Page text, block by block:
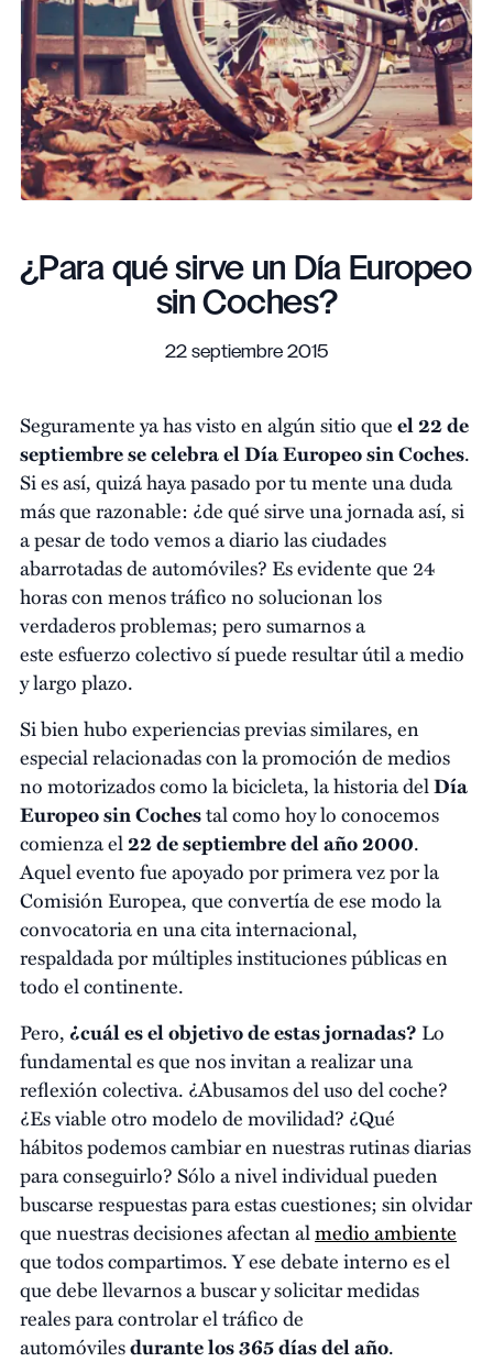
¿Para qué sirve un Día Europeo
sin Coches?
22 septiembre 2015
Seguramente ya has visto en algún sitio queel 22 de
septiembre se celebra elDía Europeo sin Coches.
Si es así, quizá haya pasado por tu mente una duda
más que razonable: ¿de qué sirve una jornada así, si
a pesar de todo vemos a diario las ciudades
abarrotadas de automóviles? Es evidente que 24
horas con menos tráfico no solucionan los
verdaderos problemas; pero sumarnos a
este esfuerzo colectivo sí puede resultar útil a medio
y largo plazo.
Si bien hubo experiencias previas similares, en
especial relacionadas con la promoción de medios
no motorizados como la bicicleta, la historia delDía
Europeo sin Cochestal como hoy lo conocemos
comienza el22 de septiembre del año 2000.
Aquel evento fue apoyado por primera vez por la
Comisión Europea, que convertía de ese modo la
convocatoria en una cita internacional,
respaldada por múltiples instituciones públicas en
todo el continente.
Pero, ¿cuál es el objetivo de estas jornadas? Lo
fundamental es que nos invitan a realizar una
reflexión colectiva. ¿Abusamos del uso del coche?
¿Es viable otro modelo de movilidad? ¿Qué
hábitos podemos cambiar en nuestras rutinas diarias
para conseguirlo? Sólo a nivel individual pueden
buscarse respuestas para estas cuestiones; sin olvidar
que nuestras decisiones afectan almedio ambiente
que todos compartimos. Y ese debate interno es el
que debe llevarnos a buscar y solicitar medidas
reales para controlar el tráfico de
automóvilesdurante los 365 días del año.